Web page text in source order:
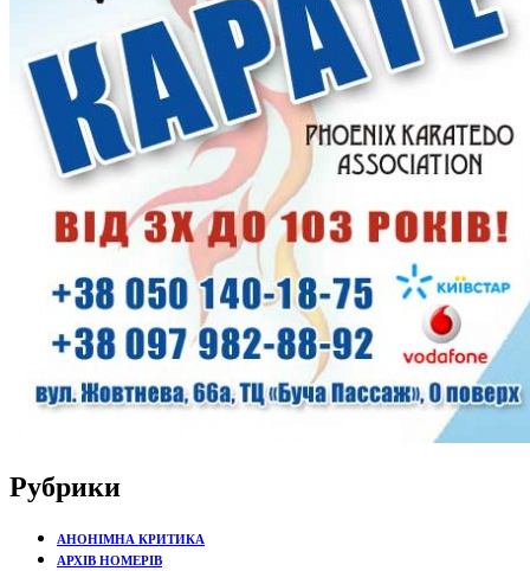
Рубрики
АНОНІМНА КРИТИКА
АРХІВ НОМЕРІВ